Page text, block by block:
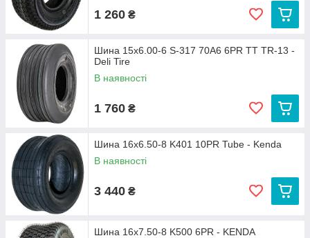
1 260 ₴
Шина 15x6.00-6 S-317 70A6 6PR TT TR-13 -
Deli Tire
В наявності
1 760 ₴
Шина 16x6.50-8 K401 10PR Tube - Kenda
В наявності
3 440 ₴
Шина 16x7.50-8 K500 6PR - KENDA